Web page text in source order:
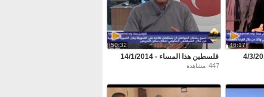
46:17
50:32
فلسطين هذا المساء - 14/1/2014
447 مشاهدة